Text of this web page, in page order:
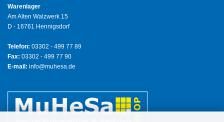
Warenlager
Am Alten Walzwerk 15
D - 16761 Hennigsdorf
Telefon: 03302 - 499 77 89
Fax: 03302 - 499 77 90
E-mail: info@muhesa.de